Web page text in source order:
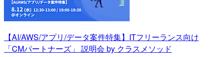
【AI/AWS/アプリ/データ案件特集】ITフリーランス向け
「CMパートナーズ」 説明会 by クラスメソッド